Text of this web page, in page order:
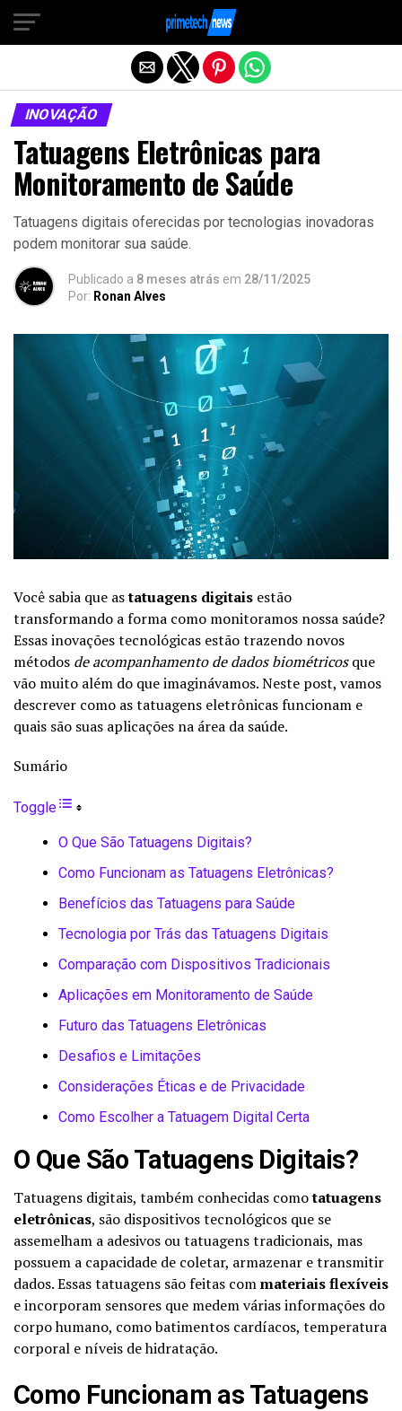
INOVAÇÃO
Tatuagens Eletrônicas para
Monitoramento de Saúde
Tatuagens digitais oferecidas por tecnologias inovadoras
podem monitorar sua saúde.
Publicado a 8 meses atrás em 28/11/2025
Por: Ronan Alves
Você sabia que astatuagens digitais estão
transformando a forma como monitoramos nossa saúde?
Essas inovações tecnológicas estão trazendo novos
métodos de acompanhamento de dados biométricosque
vão muito além do que imaginávamos. Neste post, vamos
descrever como as tatuagens eletrônicas funcionam e
quais são suas aplicações na área da saúde.
Sumário
Toggle
O Que São Tatuagens Digitais?
Como Funcionam as Tatuagens Eletrônicas?
Benefícios das Tatuagens para Saúde
Tecnologia por Trás das Tatuagens Digitais
Comparação com Dispositivos Tradicionais
Aplicações em Monitoramento de Saúde
Futuro das Tatuagens Eletrônicas
Desafios e Limitações
Considerações Éticas e de Privacidade
Como Escolher a Tatuagem Digital Certa
O Que São Tatuagens Digitais?
Tatuagens digitais, também conhecidas comotatuagens
eletrônicas, são dispositivos tecnológicos que se
assemelham a adesivos ou tatuagens tradicionais, mas
possuem a capacidade de coletar, armazenar e transmitir
dados. Essas tatuagens são feitas commateriais flexíveis
e incorporam sensores que medem várias informações do
corpo humano, como batimentos cardíacos, temperatura
corporal e níveis de hidratação.
Como Funcionam as Tatuagens
Sair da versão mobile